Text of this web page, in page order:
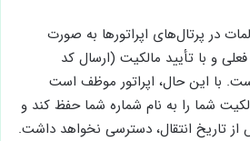
در پرتال‌های اپراتورها به صورت
و با تأیید مالکیت (ارسال کد
با این حال، اپراتور موظف است
شما را به نام شماره شما حفظ کند و
تاریخ انتقال، دسترسی نخواهد داشت.